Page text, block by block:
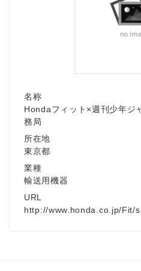
名称
Hondaフィット×週刊少年ジ
務局
所在地
東京都
業種
輸送用機器
URL
http://www.honda.co.jp/Fit/